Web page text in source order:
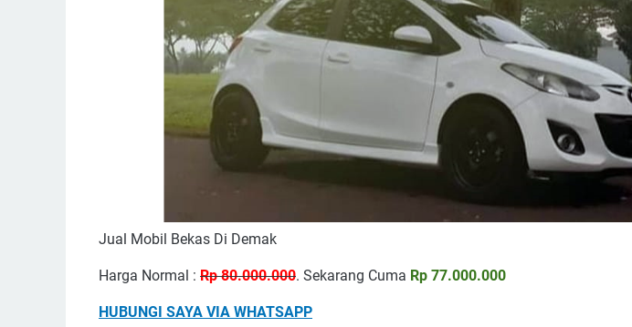
Jual Mobil Bekas Di Demak
Harga Normal : Rp 80.000.000. Sekarang Cuma Rp 77.000.000
HUBUNGI SAYA VIA WHATSAPP